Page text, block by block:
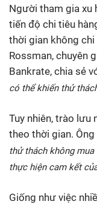
Người tham gia xu
tiến độ chi tiêu
thời gian không
Rossman, chuyên
Bankrate, chia sẻ
có thể khiến thử
Tuy nhiên, trào lưu
theo thời gian.
thử thách không
thực hiện cam kết
Giống như việc